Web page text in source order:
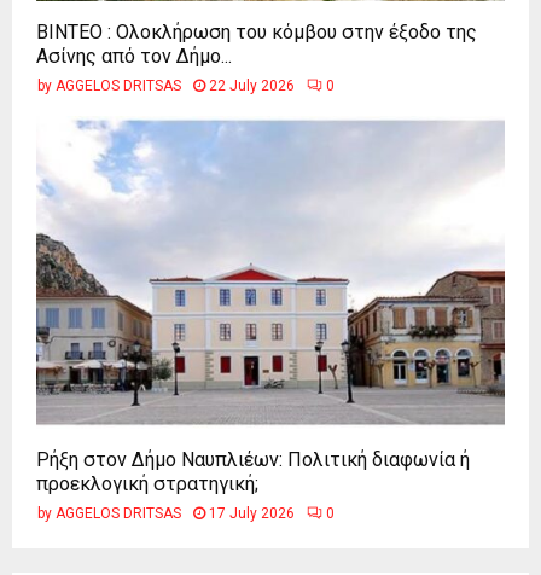
ΒΙΝΤΕΟ : Ολοκλήρωση του κόμβου στην έξοδο της
Ασίνης από τον Δήμο...
by AGGELOS DRITSAS 22 July 2026 0
Ρήξη στον Δήμο Ναυπλιέων: Πολιτική διαφωνία ή
προεκλογική στρατηγική;
by AGGELOS DRITSAS 17 July 2026 0